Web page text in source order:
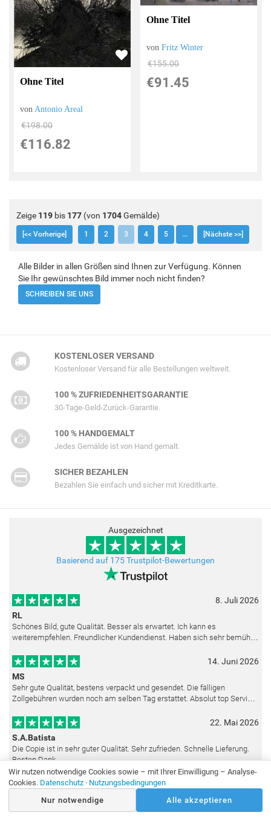
Ohne Titel
von Antonio Areal
€198.00
€116.82
Ohne Titel
vonFritz Winter
€155.00
€91.45
Zeige 119 bis 177 (von 1704Gemälde)
[<< Vorherige] 1 2 3 4 5 ... [Nächste >>]
Alle Bilder in allen Größen sind Ihnen zur Verfügung. Können
Sie Ihr gewünschtes Bild immer noch nicht finden?
SCHREIBEN SIE UNS
KOSTENLOSER VERSAND
Kostenloser Versand für alle Bestellungen weltweit.
100 % ZUFRIEDENHEITSGARANTIE
30-Tage-Geld-Zurück-Garantie.
100 % HANDGEMALT
Jedes Gemälde ist von Hand gemalt.
SICHER BEZAHLEN
Bezahlen Sie einfach und sicher mit Kreditkarte.
Ausgezeichnet
Basierend auf 175 Trustpilot-Bewertungen
8. Juli 2026
RL
Schönes Bild, gute Qualität. Besser als erwartet. Ich kann es
weiterempfehlen. Freundlicher Kundendienst. Haben sich sehr bemüht
14. Juni 2026
MS
Sehr gute Qualität, bestens verpackt und gesendet. Die fälligen
Zollgebühren wurden noch am selben Tag erstattet. Absolut top Service
22. Mai 2026
S.A.Batista
Die Copie ist in sehr guter Qualität. Sehr zufrieden. Schnelle Lieferung.
Besten Dank.
Alle Bewertungen ansehen
Wir nutzen notwendige Cookies sowie – mit Ihrer Einwilligung – Analyse-
Cookies. Datenschutz · Nutzungsbedingungen
Nur notwendige
Alle akzeptieren